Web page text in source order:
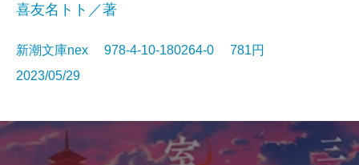
喜友名トト／著
新潮文庫nex 978-4-10-180264-0 781円
2023/05/29